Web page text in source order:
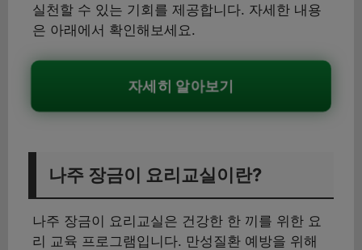
실천할 수 있는 기회를 제공합니다. 자세한 내용
은 아래에서 확인해보세요.
자세히 알아보기
나주 장금이 요리교실이란?
나주 장금이 요리교실은 건강한 한 끼를 위한 요
리 교육 프로그램입니다. 만성질환 예방을 위해